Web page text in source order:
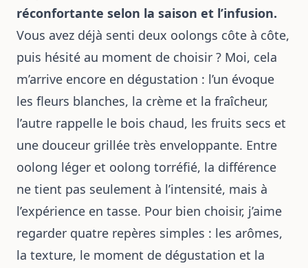
réconfortante selon la saison et l’infusion.
Vous avez déjà senti deux oolongs côte à côte,
puis hésité au moment de choisir ? Moi, cela
m’arrive encore en dégustation : l’un évoque
les fleurs blanches, la crème et la fraîcheur,
l’autre rappelle le bois chaud, les fruits secs et
une douceur grillée très enveloppante. Entre
oolong léger et oolong torréfié, la différence
ne tient pas seulement à l’intensité, mais à
l’expérience en tasse. Pour bien choisir, j’aime
regarder quatre repères simples : les arômes,
la texture, le moment de dégustation et la